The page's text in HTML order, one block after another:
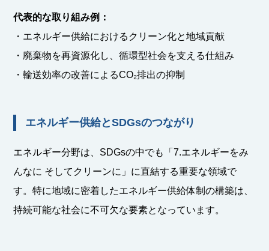
代表的な取り組み例：
・エネルギー供給におけるクリーン化と地域貢献
・廃棄物を再資源化し、循環型社会を支える仕組み
・輸送効率の改善によるCO₂排出の抑制
エネルギー供給とSDGsのつながり
エネルギー分野は、SDGsの中でも「7.エネルギーをみ
んなに そしてクリーンに」に直結する重要な領域で
す。特に地域に密着したエネルギー供給体制の構築は、
持続可能な社会に不可欠な要素となっています。